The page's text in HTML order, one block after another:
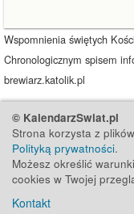
Wspomnienia świętych
Chronologicznym spisem
brewiarz.katolik.pl
© KalendarzSwiat.pl
Strona korzysta z
Polityką prywatności.
Możesz określić
cookies w Twojej
Kontakt